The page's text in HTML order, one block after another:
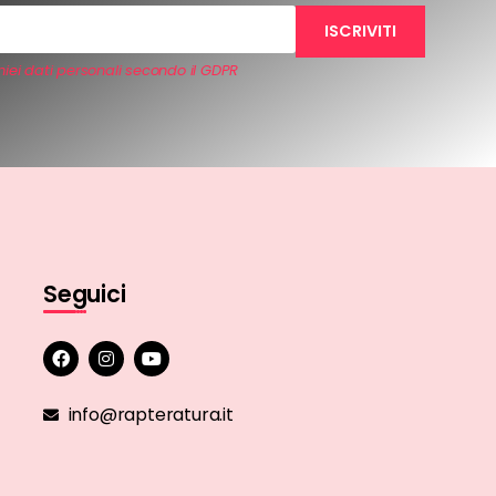
dati personali secondo il GDPR
Seguici
info@rapteratura.it